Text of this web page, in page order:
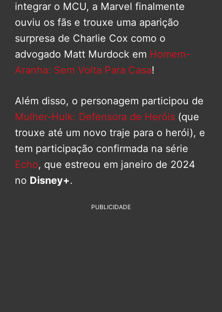
integrar o MCU, a Marvel finalmente
ouviu os fãs e trouxe uma aparição
surpresa de Charlie Cox como o
advogado Matt Murdock em Homem-
Aranha: Sem Volta Para Casa!
Além disso, o personagem participou de
Mulher-Hulk: Defensora de Heróis (que
trouxe até um novo traje para o herói), e
tem participação confirmada na série
Echo, que estreou em janeiro de 2024
no Disney+.
PUBLICIDADE